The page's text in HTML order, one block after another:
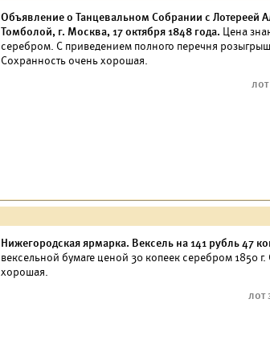
Объявление о Танцевальном Собрании с Лотереей
Томболой, г. Москва, 17 октября 1848 года. Цена
серебром. С приведением полного перечня
Сохранность очень хорошая.
Нижегородская ярмарка. Вексель на 141 рубль 47
вексельной бумаге ценой 30 копеек серебром 1850
хорошая.